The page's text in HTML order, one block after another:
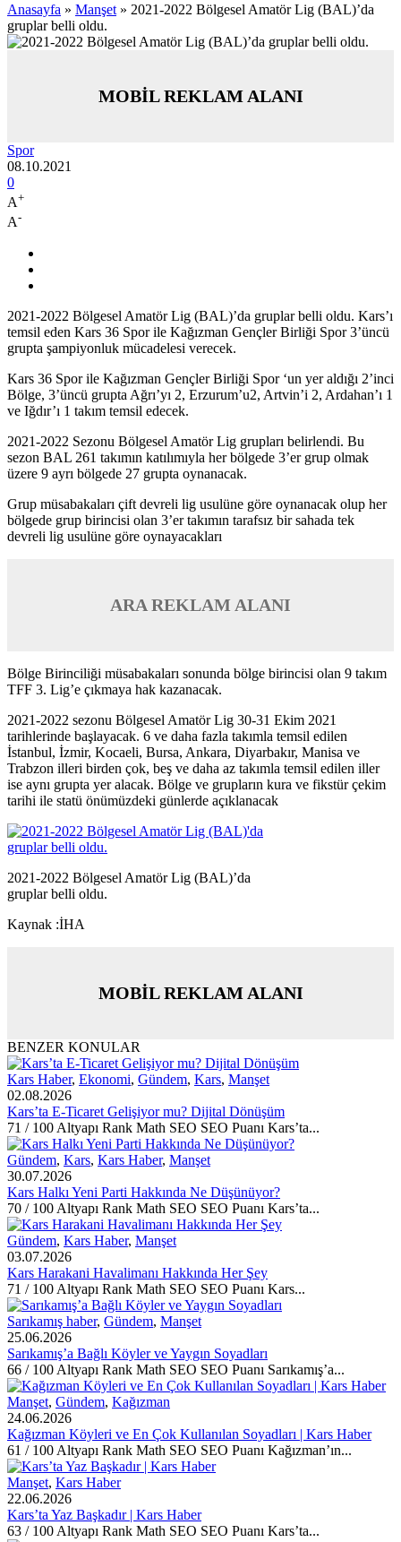
Anasayfa » Manşet » 2021-2022 Bölgesel Amatör Lig (BAL)’da
gruplar belli oldu.
MOBİL REKLAM ALANI
Spor
08.10.2021
0
A+
A-
2021-2022 Bölgesel Amatör Lig (BAL)’da gruplar belli oldu. Kars’ı
temsil eden Kars 36 Spor ile Kağızman Gençler Birliği Spor 3’üncü
grupta şampiyonluk mücadelesi verecek.
Kars 36 Spor ile Kağızman Gençler Birliği Spor ‘un yer aldığı 2’inci
Bölge, 3’üncü grupta Ağrı’yı 2, Erzurum’u2, Artvin’i 2, Ardahan’ı 1
ve Iğdır’ı 1 takım temsil edecek.
2021-2022 Sezonu Bölgesel Amatör Lig grupları belirlendi. Bu
sezon BAL 261 takımın katılımıyla her bölgede 3’er grup olmak
üzere 9 ayrı bölgede 27 grupta oynanacak.
Grup müsabakaları çift devreli lig usulüne göre oynanacak olup her
bölgede grup birincisi olan 3’er takımın tarafsız bir sahada tek
devreli lig usulüne göre oynayacakları
ARA REKLAM ALANI
Bölge Birinciliği müsabakaları sonunda bölge birincisi olan 9 takım
TFF 3. Lig’e çıkmaya hak kazanacak.
2021-2022 sezonu Bölgesel Amatör Lig 30-31 Ekim 2021
tarihlerinde başlayacak. 6 ve daha fazla takımla temsil edilen
İstanbul, İzmir, Kocaeli, Bursa, Ankara, Diyarbakır, Manisa ve
Trabzon illeri birden çok, beş ve daha az takımla temsil edilen iller
ise aynı grupta yer alacak. Bölge ve grupların kura ve fikstür çekim
tarihi ile statü önümüzdeki günlerde açıklanacak
2021-2022 Bölgesel Amatör Lig (BAL)’da
gruplar belli oldu.
Kaynak :İHA
MOBİL REKLAM ALANI
BENZER KONULAR
Kars Haber, Ekonomi, Gündem, Kars, Manşet
02.08.2026
Kars’ta E-Ticaret Gelişiyor mu? Dijital Dönüşüm
71 / 100 Altyapı Rank Math SEO SEO Puanı Kars’ta...
Gündem, Kars, Kars Haber, Manşet
30.07.2026
Kars Halkı Yeni Parti Hakkında Ne Düşünüyor?
70 / 100 Altyapı Rank Math SEO SEO Puanı Kars’ta...
Gündem, Kars Haber, Manşet
03.07.2026
Kars Harakani Havalimanı Hakkında Her Şey
71 / 100 Altyapı Rank Math SEO SEO Puanı Kars...
Sarıkamış haber, Gündem, Manşet
25.06.2026
Sarıkamış’a Bağlı Köyler ve Yaygın Soyadları
66 / 100 Altyapı Rank Math SEO SEO Puanı Sarıkamış’a...
Manşet, Gündem, Kağızman
24.06.2026
Kağızman Köyleri ve En Çok Kullanılan Soyadları | Kars Haber
61 / 100 Altyapı Rank Math SEO SEO Puanı Kağızman’ın...
Manşet, Kars Haber
22.06.2026
Kars’ta Yaz Başkadır | Kars Haber
63 / 100 Altyapı Rank Math SEO SEO Puanı Kars’ta...